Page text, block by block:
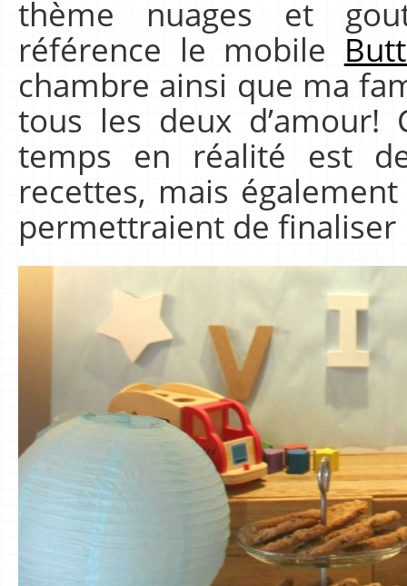
thème nuages et
référence le mobile
chambre ainsi que ma
tous les deux
temps en réalité est
recettes, mais
permettraient de finaliser